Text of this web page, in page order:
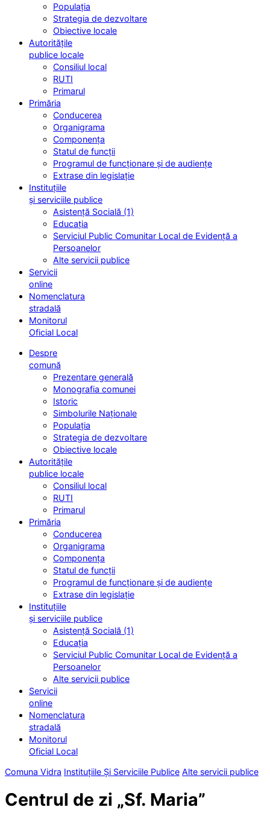
Populația
Strategia de dezvoltare
Obiective locale
Autoritățile
publice locale
Consiliul local
RUTI
Primarul
Primăria
Conducerea
Organigrama
Componența
Statul de funcții
Programul de funcționare și de audiențe
Extrase din legislație
Instituțiile
și serviciile publice
Asistență Socială (1)
Educația
Serviciul Public Comunitar Local de Evidență a
Persoanelor
Alte servicii publice
Servicii
online
Nomenclatura
stradală
Monitorul
Oficial Local
Despre
comună
Prezentare generală
Monografia comunei
Istoric
Simbolurile Naționale
Populația
Strategia de dezvoltare
Obiective locale
Autoritățile
publice locale
Consiliul local
RUTI
Primarul
Primăria
Conducerea
Organigrama
Componența
Statul de funcții
Programul de funcționare și de audiențe
Extrase din legislație
Instituțiile
și serviciile publice
Asistență Socială (1)
Educația
Serviciul Public Comunitar Local de Evidență a
Persoanelor
Alte servicii publice
Servicii
online
Nomenclatura
stradală
Monitorul
Oficial Local
Comuna Vidra Instituțiile Și Serviciile Publice Alte servicii publice
Centrul de zi „Sf. Maria”